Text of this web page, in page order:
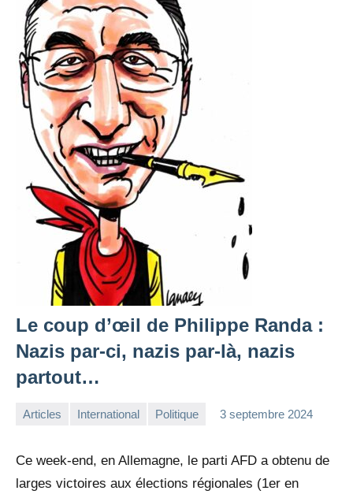
Le coup d’œil de Philippe Randa :
Nazis par-ci, nazis par-là, nazis
partout…
Articles International Politique 3 septembre 2024
Ce week-end, en Allemagne, le parti AFD a obtenu de
larges victoires aux élections régionales (1er en